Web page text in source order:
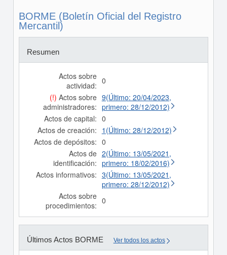
BORME (Boletín Oficial del Registro
Mercantil)
Resumen
Actos sobre
actividad: 0
(!) Actos sobre
administradores:
9(Último: 20/04/2023,
primero: 28/12/2012)
Actos de capital: 0
Actos de creación: 1(Último: 28/12/2012)
Actos de depósitos: 0
Actos de
identificación:
2(Último: 13/05/2021,
primero: 18/02/2016)
Actos informativos: 3(Último: 13/05/2021,
primero: 28/12/2012)
Actos sobre
procedimientos: 0
Últimos Actos BORME Ver todos los actos